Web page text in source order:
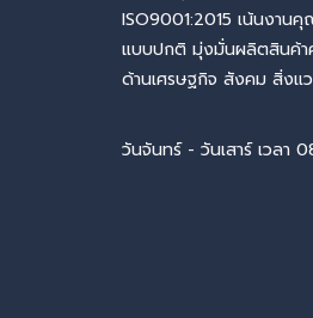
ISO9001:2015 เน้นงาน
แบบปกติ มุ่งมั่นผลิตสินค้
ด้านเศรษฐกิจ สังคม สิ่งแ
วันจันทร์ - วันเสาร์ เวลา